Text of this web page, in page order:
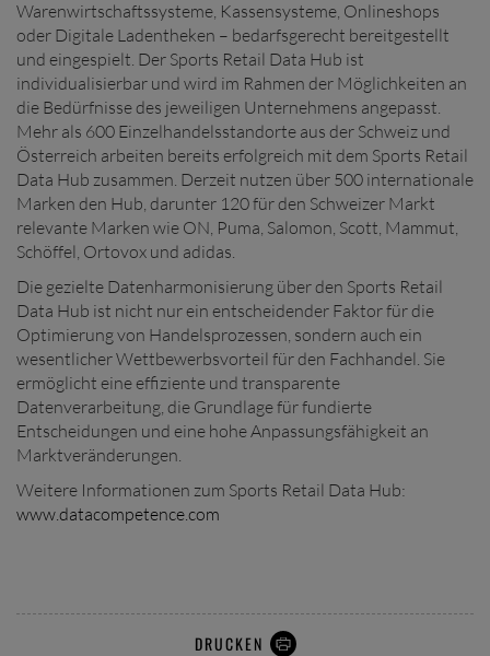
Warenwirtschaftssysteme, Kassensysteme, Onlineshops
oder Digitale Ladentheken – bedarfsgerecht bereitgestellt
und eingespielt. Der Sports Retail Data Hub ist
individualisierbar und wird im Rahmen der Möglichkeiten an
die Bedürfnisse des jeweiligen Unternehmens angepasst.
Mehr als 600 Einzelhandelsstandorte aus der Schweiz und
Österreich arbeiten bereits erfolgreich mit dem Sports Retail
Data Hub zusammen. Derzeit nutzen über 500 internationale
Marken den Hub, darunter 120 für den Schweizer Markt
relevante Marken wie ON, Puma, Salomon, Scott, Mammut,
Schöffel, Ortovox und adidas.
Die gezielte Datenharmonisierung über den Sports Retail
Data Hub ist nicht nur ein entscheidender Faktor für die
Optimierung von Handelsprozessen, sondern auch ein
wesentlicher Wettbewerbsvorteil für den Fachhandel. Sie
ermöglicht eine effiziente und transparente
Datenverarbeitung, die Grundlage für fundierte
Entscheidungen und eine hohe Anpassungsfähigkeit an
Marktveränderungen.
Weitere Informationen zum Sports Retail Data Hub:
www.datacompetence.com
DRUCKEN